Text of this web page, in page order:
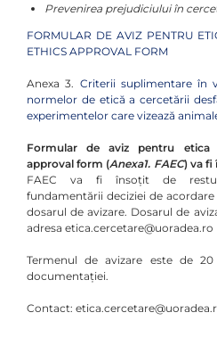
Prevenirea prejudiciului în
FORMULAR DE AVIZ PENTRU
ETHICS APPROVAL FORM
Anexa 3. Criterii suplimentare în
normelor de etică a cercetării
experimentelor care vizează
Formular de aviz pentru etica
approval form (Anexa1. FAEC) va fi
FAEC va fi însoțit de restul
fundamentării deciziei de
dosarul de avizare. Dosarul de
adresa etica.cercetare@uoradea.ro
Termenul de avizare este de
documentației.
Contact: